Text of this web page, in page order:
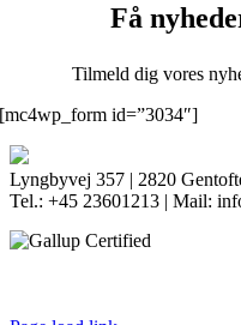
Få
Tilmeld dig vores
[mc4wp_form id=”3034″]
Lyngbyvej 357 | 2820
Tel.: +45 23601213 | Mail: